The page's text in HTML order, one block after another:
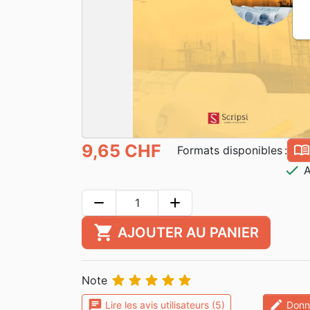
9,65 CHF Formats disponibles : book_open
check
remove add
shopping_cart AJOUTER AU PANIER
Note     
chat Lire les avis utilisateurs (5) edit